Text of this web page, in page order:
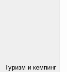
Туризм и кемпинг